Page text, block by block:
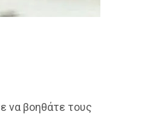
να βοηθάτε τους